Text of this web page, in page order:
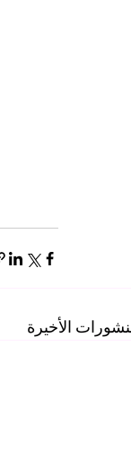
الأخيرة